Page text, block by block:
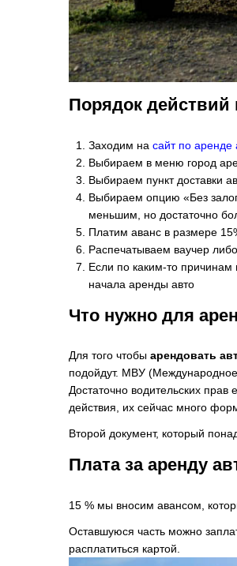
Порядок действий
Заходим на сайт по аренде
Выбираем в меню город
Выбираем пункт доставки
Выбираем опцию «Без
меньшим, но достаточно
Платим аванс в размере
Распечатываем ваучер
Если по каким-то причинам
начала аренды авто
Что нужно для
Для того чтобы арендовать
подойдут. МВУ
Достаточно водительских
действия, их сейчас много
Второй документ, который
Плата за аренду
15 % мы вносим авансом,
Оставшуюся часть можно
расплатиться картой.